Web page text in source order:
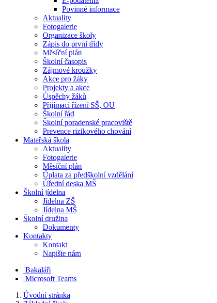
Povinné informace
Aktuality
Fotogalerie
Organizace školy
Zápis do první třídy
Měsíční plán
Školní časopis
Zájmové kroužky
Akce pro žáky
Projekty a akce
Úspěchy žáků
Přijímací řízení SŠ, OU
Školní řád
Školní poradenské pracoviště
Prevence rizikového chování
Mateřská škola
Aktuality
Fotogalerie
Měsíční plán
Úplata za předškolní vzdělání
Úřední deska MŠ
Školní jídelna
Jídelna ZŠ
Jídelna MŠ
Školní družina
Dokumenty
Kontakty
Kontakt
Napište nám
Bakaláři
Microsoft Teams
Úvodní stránka